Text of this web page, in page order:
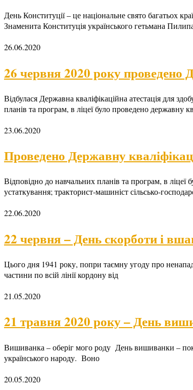
День Конституції – це національне свято багатьох
Знаменита Конституція українського гетьмана
26.06.2020
26 червня 2020 року проведено
Відбулася Державна кваліфікаційна атестація для
планів та програм, в ліцеї було проведено державну
23.06.2020
Проведено Державну
Відповідно до навчальних планів та програм, в
устаткування; тракторист-машиніст сільсько-
22.06.2020
22 червня – День скорботи і
Цього дня 1941 року, попри таємну угоду про
частини по всій лінії кордону від
21.05.2020
21 травня 2020 року – День
Вишиванка – оберіг мого роду День вишиванки –
українського народу. Воно
20.05.2020